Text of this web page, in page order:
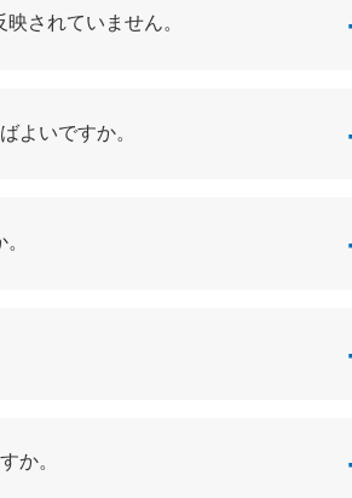
されていません。
よいですか。
か。